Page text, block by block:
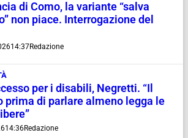
di Como, la variante “salva
non piace. Interrogazione del
14:37Redazione
per i disabili, Negretti. “Il
prima di parlare almeno legga le
14:36Redazione